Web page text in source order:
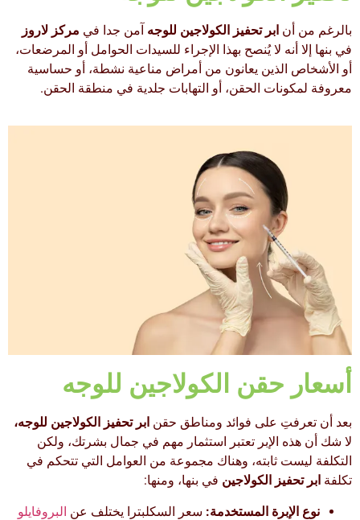
بالرغم من أن ابر تحفيز الكولاجين للوجه آمن جدا في مركز لاروز
في بنها إلا أنه لا يُنصح بهذا الإجراء للسيدات الحوامل أو المرضعات،
أو الأشخاص الذين يعانون من أمراض مناعية نشطة، أو حساسية
معروفة لمكونات الحقن، أو التهابات جلدية في منطقة الحقن.
أسعار حقن الكولاجين للوجه
بعد أن تعرفتِ على فوائد ومناطق حقن ابر تحفيز الكولاجين للوجه،
لا شك أن هذه الإبر تعتبر استثمار مهم في جمال بشرتك، ولكن
التكلفة ليست ثابته، وهناك مجموعة من العوامل التي تتحكم في
تكلفة ابر تحفيز الكولاجين في بنها، ومنها:
نوع الإبرة المستخدمة: سعر السكلبترا يختلف عن البروفايلو